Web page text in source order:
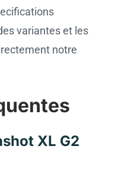
variantes et les
notre
XL G2